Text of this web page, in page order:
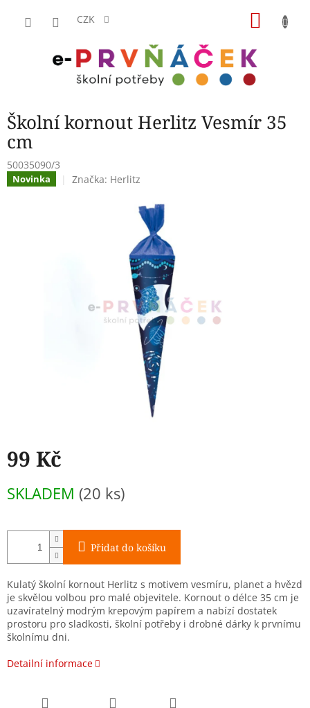
CZK
Školní kornout Herlitz Vesmír 35
cm
50035090/3
Novinka Značka: Herlitz
99 Kč
cena:
SKLADEM (20 ks)
Přidat do košíku
Kulatý školní kornout Herlitz s motivem vesmíru, planet a hvězd
je skvělou volbou pro malé objevitele. Kornout o délce 35 cm je
uzavíratelný modrým krepovým papírem a nabízí dostatek
prostoru pro sladkosti, školní potřeby i drobné dárky k prvnímu
školnímu dni.
Detailní informace